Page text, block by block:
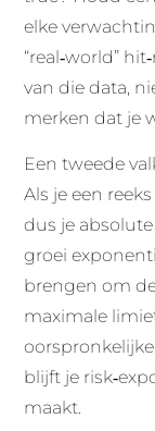
elke
“real‑world”
van die data,
merken dat je
Een tweede
Als je een
dus je
groei
brengen om
maximale
blijft je
maakt.